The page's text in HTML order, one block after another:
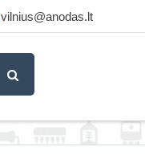
vilnius@anodas.lt